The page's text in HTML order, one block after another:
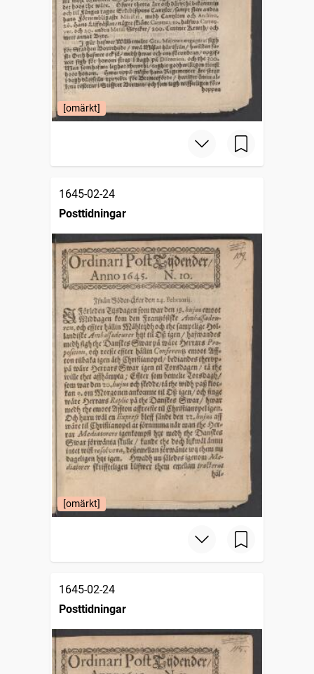
[omärkt]
1645-02-24
Posttidningar
[omärkt]
1645-02-24
Posttidningar